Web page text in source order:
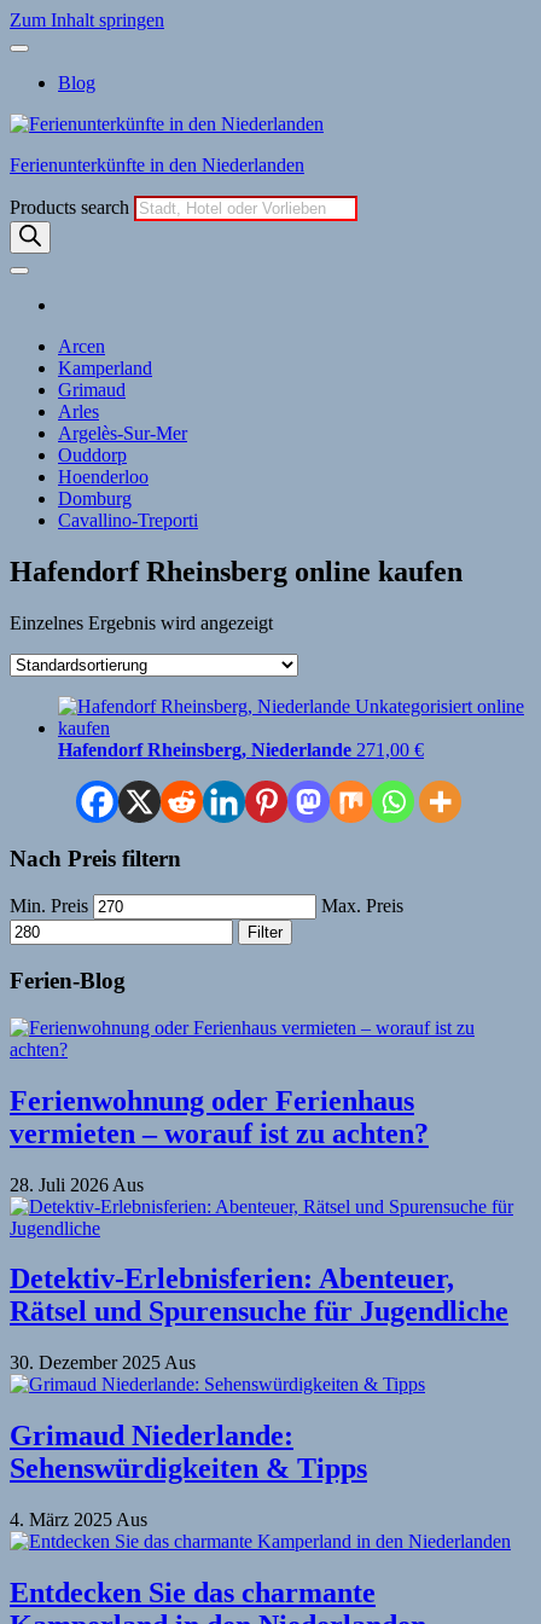
Zum Inhalt springen
Blog
Ferienunterkünfte in den Niederlanden
Products search
Arcen
Kamperland
Grimaud
Arles
Argelès-Sur-Mer
Ouddorp
Hoenderloo
Domburg
Cavallino-Treporti
Hafendorf Rheinsberg online kaufen
Einzelnes Ergebnis wird angezeigt
Hafendorf Rheinsberg, Niederlande 271,00 €
Nach Preis filtern
Min. Preis Max. Preis
Filter
Ferien-Blog
Ferienwohnung oder Ferienhaus
vermieten – worauf ist zu achten?
28. Juli 2026 Aus
Detektiv-Erlebnisferien: Abenteuer,
Rätsel und Spurensuche für Jugendliche
30. Dezember 2025 Aus
Grimaud Niederlande:
Sehenswürdigkeiten & Tipps
4. März 2025 Aus
Entdecken Sie das charmante